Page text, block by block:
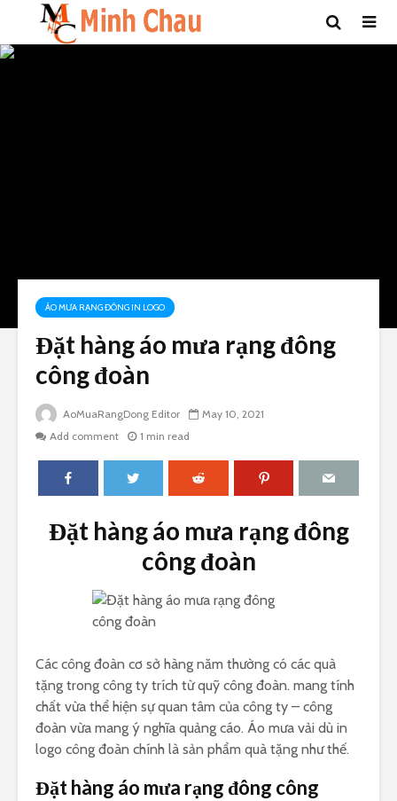
ÁO MƯA RẠNG ĐÔNG IN LOGO
Đặt hàng áo mưa rạng đông
công đoàn
AoMuaRangDong Editor
May 10, 2021
Add comment
1 min read
Đặt hàng áo mưa rạng đông
công đoàn
Các công đoàn cơ sở hàng năm thường có các quà
tặng trong công ty trích từ quỹ công đoàn. mang tính
chất vừa thể hiện sự quan tâm của công ty – công
đoàn vừa mang ý nghĩa quảng cáo. Áo mưa vải dù in
logo công đoàn chính là sản phẩm quà tặng như thế.
Đặt hàng áo mưa rạng đông công